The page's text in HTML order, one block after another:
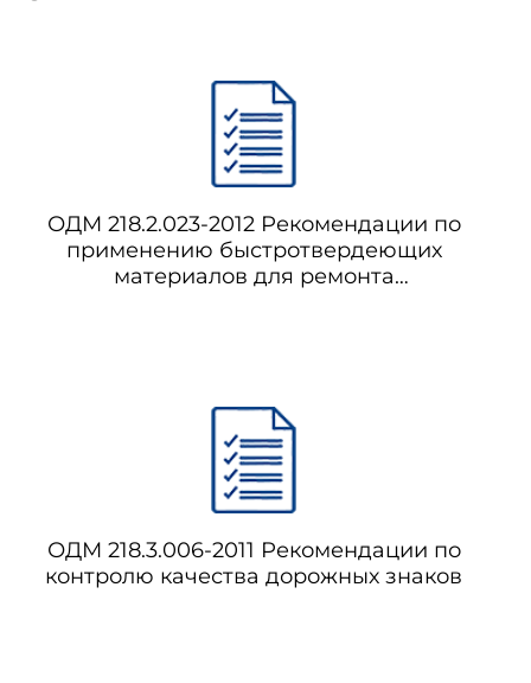
ОДМ 218.2.023-2012 Рекомендации по
применению быстротвердеющих
материалов для ремонта
ОДМ 218.3.006-2011 Рекомендации по
контролю качества дорожных знаков